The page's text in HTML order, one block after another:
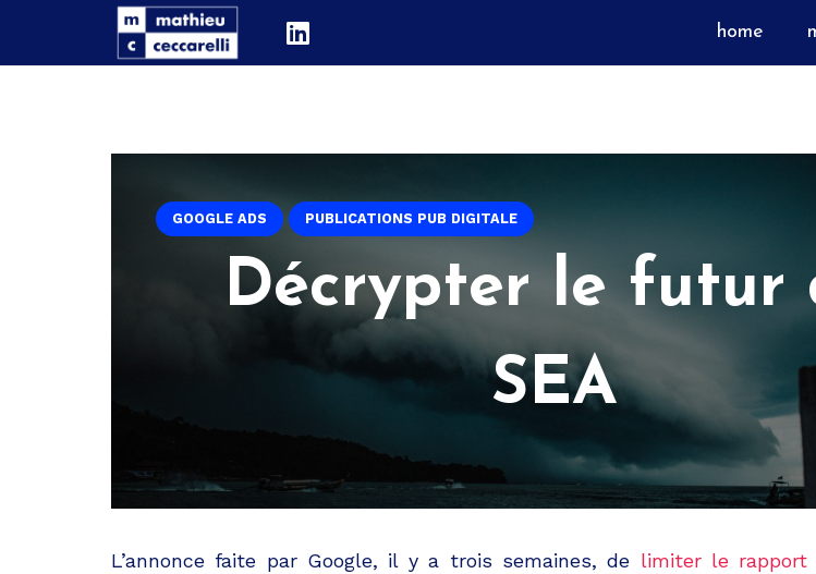
home
GOOGLE ADS PUBLICATIONS PUB DIGITALE
Décrypter le futur
SEA
L’annonce faite par Google, il y a trois semaines, de limiter le